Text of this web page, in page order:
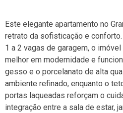
Este elegante apartamento no
retrato da sofisticação e
1 a 2 vagas de garagem, o
melhor em modernidade e
gesso e o porcelanato de alta
ambiente refinado, enquanto o
portas laqueadas reforçam o
integração entre a sala de estar,